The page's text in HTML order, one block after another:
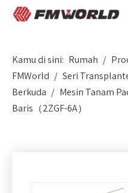
Kamu di sini: Rumah /
FMWorld / Seri
Berkuda / Mesin Tanam
Baris（2ZGF-6A）